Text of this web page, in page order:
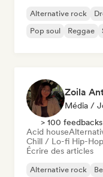
Alternative rock
Pop soul
Reggae
Zoila
Média /
> 100
Acid house
Chill / Lo-fi Hip-Hop
Écrire des articles
Alternative rock